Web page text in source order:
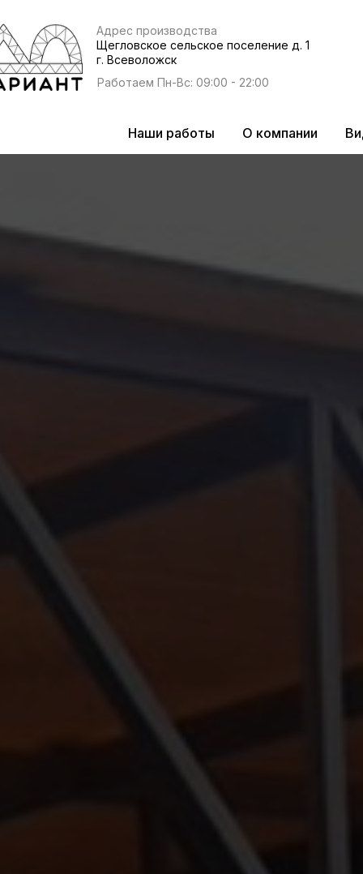
Адрес производства
Щегловское сельское поселение д. 1
г. Всеволожск
Работаем Пн-Вс: 09:00 - 22:00
Наши работы О компании